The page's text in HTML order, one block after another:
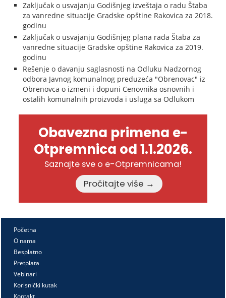
Zaključak o usvajanju Godišnjeg izveštaja o radu Štaba
za vanredne situacije Gradske opštine Rakovica za 2018.
godinu
Zaključak o usvajanju Godišnjeg plana rada Štaba za
vanredne situacije Gradske opštine Rakovica za 2019.
godinu
Rešenje o davanju saglasnosti na Odluku Nadzornog
odbora Javnog komunalnog preduzeća "Obrenovac" iz
Obrenovca o izmeni i dopuni Cenovnika osnovnih i
ostalih komunalnih proizvoda i usluga sa Odlukom
Obavezna primena e-
Otpremnica od 1.1.2026.
Saznajte sve o e-Otpremnicama!
Pročitajte više →
Početna
O nama
Besplatno
Pretplata
Vebinari
Korisnički kutak
Kontakt